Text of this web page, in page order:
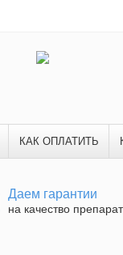
КАК ОПЛАТИТЬ
Даем гарантии
на качество